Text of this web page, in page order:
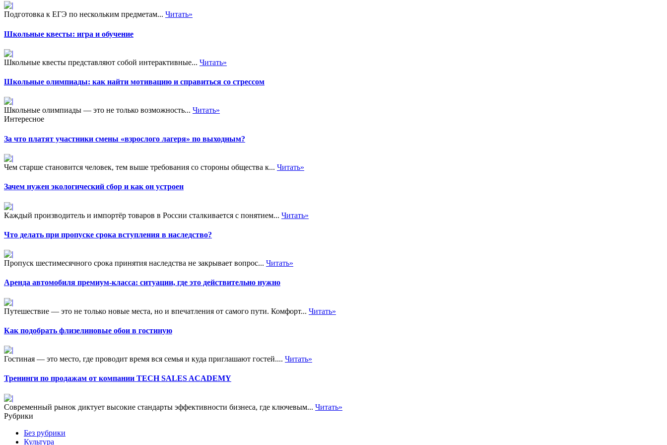
Подготовка к ЕГЭ по нескольким предметам... Читать»
Школьные квесты: игра и обучение
Школьные квесты представляют собой интерактивные... Читать»
Школьные олимпиады: как найти мотивацию и справиться со стрессом
Школьные олимпиады — это не только возможность... Читать»
Интересное
За что платят участники смены «взрослого лагеря» по выходным?
Чем старше становится человек, тем выше требования со стороны общества к... Читать»
Зачем нужен экологический сбор и как он устроен
Каждый производитель и импортёр товаров в России сталкивается с понятием... Читать»
Что делать при пропуске срока вступления в наследство?
Пропуск шестимесячного срока принятия наследства не закрывает вопрос... Читать»
Аренда автомобиля премиум-класса: ситуации, где это действительно нужно
Путешествие — это не только новые места, но и впечатления от самого пути. Комфорт... Читать»
Как подобрать флизелиновые обои в гостиную
Гостиная — это место, где проводит время вся семья и куда приглашают гостей.... Читать»
Тренинги по продажам от компании TECH SALES ACADEMY
Современный рынок диктует высокие стандарты эффективности бизнеса, где ключевым... Читать»
Рубрики
Без рубрики
Культура